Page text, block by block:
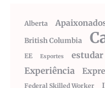
Alberta
British Columbia
EE
Esportes estudar
Experiência
Federal Skilled Worker